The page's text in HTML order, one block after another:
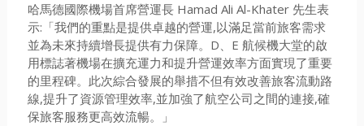
哈馬德國際機場首席營運長 Hamad Ali Al-Khater 先生表
示:「我們的重點是提供卓越的營運,以滿足當前旅客需求
並為未來持續增長提供有力保障。D、E 航候機大堂的啟
用標誌著機場在擴充運力和提升營運效率方面實現了重要
的里程碑。此次綜合發展的舉措不但有效改善旅客流動路
線,提升了資源管理效率,並加強了航空公司之間的連接,確
保旅客服務更高效流暢。」